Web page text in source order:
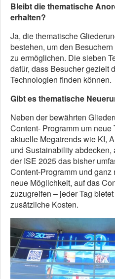
Bleibt die thematische
erhalten?
Ja, die thematische
bestehen, um den
zu ermöglichen. Die sieben
dafür, dass Besucher gezielt
Technologien finden können.
Gibt es thematische
Neben der bewährten
Content- Programm um
aktuelle Megatrends wie KI,
und Sustainability
der ISE 2025 das bisher
Content-Programm und
neue Möglichkeit, auf das
zuzugreifen – jeder Tag
zusätzliche Kosten.